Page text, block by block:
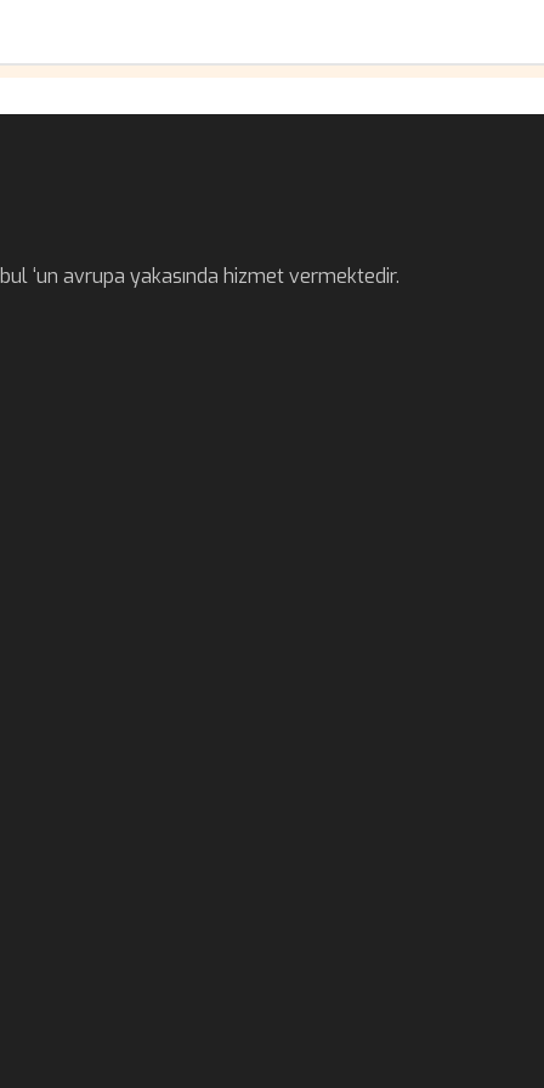
‘un avrupa yakasında hizmet vermektedir.